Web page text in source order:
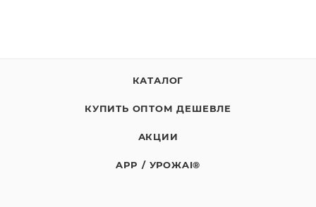
СТО 00493534-033-2014
Изготовитель: СППСК «Ягоды Карелии».
Юридический адрес: 188523, Российская Федерация,
Лопухинка, ул. Советская, д. 1, корп. А, пом. 2.
КАТАЛОГ
КУПИТЬ ОПТОМ ДЕШЕВЛЕ
АКЦИИ
APP / УРОЖAI®